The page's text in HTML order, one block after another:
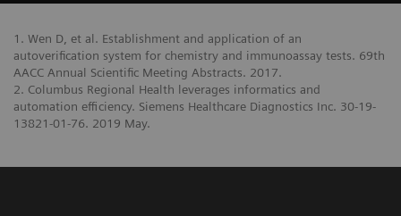
1. Wen D, et al. Establishment and application of an
autoverification system for chemistry and immunoassay tests. 69th
AACC Annual Scientific Meeting Abstracts. 2017.
2. Columbus Regional Health leverages informatics and
automation efficiency. Siemens Healthcare Diagnostics Inc. 30-19-
13821-01-76. 2019 May.